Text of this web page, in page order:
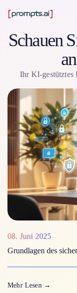
Schauen
an
Ihr KI-gestütztes
08. Juni 2025
Grundlagen des
Mehr Lesen →